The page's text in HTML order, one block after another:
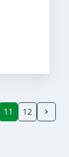
11 12